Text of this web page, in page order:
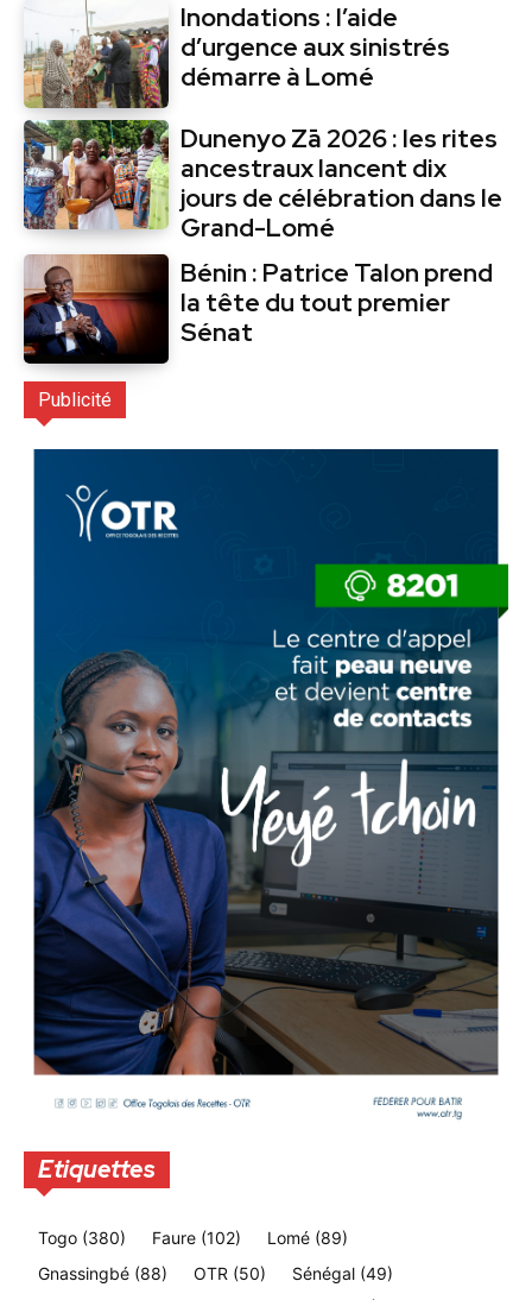
Inondations : l’aide
d’urgence aux sinistrés
démarre à Lomé
Dunenyo Zā 2026 : les rites
ancestraux lancent dix
jours de célébration dans le
Grand-Lomé
Bénin : Patrice Talon prend
la tête du tout premier
Sénat
Publicité
Etiquettes
Togo (380) Faure (102) Lomé (89)
Gnassingbé (88) OTR (50) Sénégal (49)